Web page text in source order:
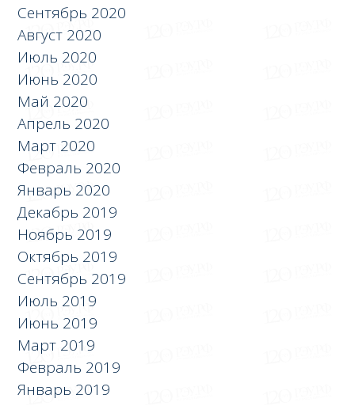
Сентябрь 2020
Август 2020
Июль 2020
Июнь 2020
Май 2020
Апрель 2020
Март 2020
Февраль 2020
Январь 2020
Декабрь 2019
Ноябрь 2019
Октябрь 2019
Сентябрь 2019
Июль 2019
Июнь 2019
Март 2019
Февраль 2019
Январь 2019